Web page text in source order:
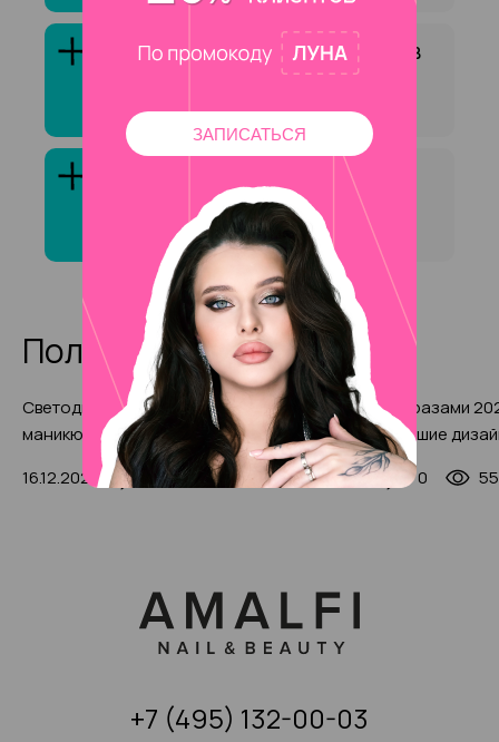
Как выбрать специалиста в
сфере «Ламинирование
бровей»?
Клиенты обычно довольны
услугой «Ламинирование
бровей»?
Полезные статьи
Светодиодная лампа для
маникюра и педикюра 2025:
тонкости выбора, 35+ фото-
примеров
16.12.2024 1 9337
Маникюр со стразами
(500 фото): лучшие
техники
07.11.2024 0
+7 (495) 132-00-03
ЗАПИСАТЬСЯ